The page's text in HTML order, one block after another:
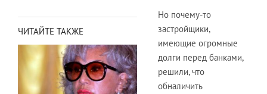
ЧИТАЙТЕ ТАКЖЕ
Но почему-то
застройщики,
имеющие огромные
долги перед банками,
решили, что
обналичить